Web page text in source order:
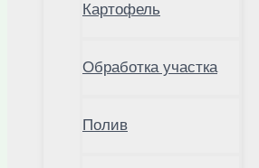
Картофель
Обработка участка
Полив